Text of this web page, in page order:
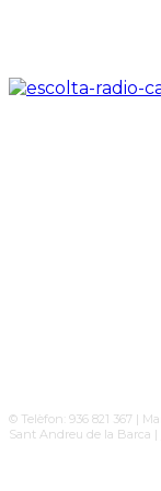
© Telèfon: 936 821 367 |
Sant Andreu de la Barca |